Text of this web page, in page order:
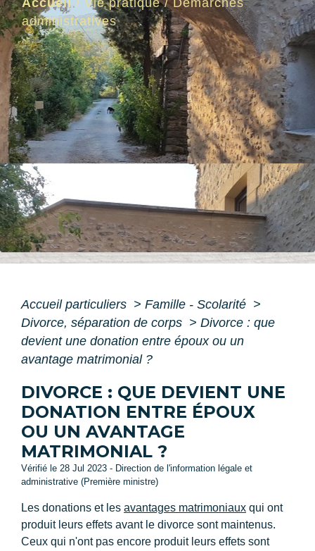
administratives
Accueil particuliers > Famille - Scolarité >
Divorce, séparation de corps > Divorce : que
devient une donation entre époux ou un
avantage matrimonial ?
DIVORCE : QUE DEVIENT UNE
DONATION ENTRE ÉPOUX
OU UN AVANTAGE
MATRIMONIAL ?
Vérifié le 28 Jul 2023 - Direction de l'information légale et
administrative (Première ministre)
Les donations et les avantages matrimoniaux qui ont
produit leurs effets avant le divorce sont maintenus.
Ceux qui n'ont pas encore produit leurs effets sont